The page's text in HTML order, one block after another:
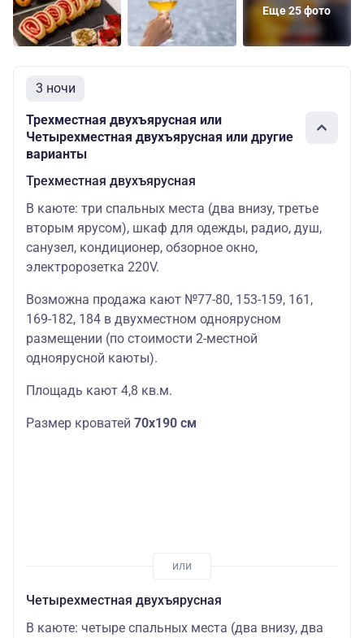
Шлюпочная
Двухместная
одноярусная
Основных
мест: 2
Шлюпочная Одноместная
Основных
четырехместный
мест: 4
Еще 25 фото
3 ночи
Трехместная двухъярусная или
Четырехместная двухъярусная или другие
варианты
Трехместная двухъярусная
В каюте: три спальных места (два внизу, третье
вторым ярусом), шкаф для одежды, радио, душ,
санузел, кондиционер, обзорное окно,
электророзетка 220V.
Возможна продажа кают №77-80, 153-159, 161,
169-182, 184 в двухместном одноярусном
размещении (по стоимости 2-местной
одноярусной каюты).
Площадь кают 4,8 кв.м.
Размер кроватей 70х190 см
Четырехместная двухъярусная
В каюте: четыре спальных места (два внизу, два